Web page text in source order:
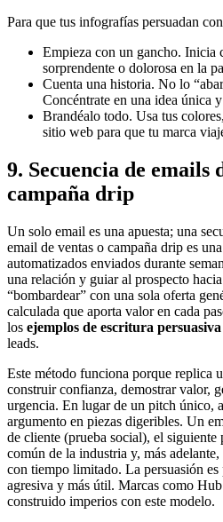
Para que tus infografías persuadan
Empieza con un gancho. Inicia
sorprendente o dolorosa en la
Cuenta una historia. No lo
Concéntrate en una idea única
Brandéalo todo. Usa tus
sitio web para que tu marca
9. Secuencia de emails
campaña drip
Un solo email es una apuesta; una
email de ventas o campaña drip es
automatizados enviados durante
una relación y guiar al prospecto
“bombardear” con una sola oferta
calculada que aporta valor en cada
los ejemplos de escritura persuasiva
leads.
Este método funciona porque replica
construir confianza, demostrar valor,
urgencia. En lugar de un pitch único,
argumento en piezas digeribles. Un
de cliente (prueba social), el siguiente
común de la industria y, más
con tiempo limitado. La persuasión es
agresiva y más útil. Marcas como
construido imperios con este modelo.